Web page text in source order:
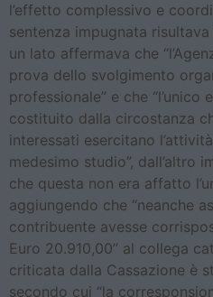
l’effetto complessivo e
sentenza impugnata
un lato affermava che
prova dello svolgimento
professionale” e che “l’unico
costituito dalla circostanza
interessati esercitano
medesimo studio”, dall’altro
che questa non era affatto
aggiungendo che “neanche
contribuente avesse
Euro 20.910,00” al collega
criticata dalla Cassazione è
secondo cui “la